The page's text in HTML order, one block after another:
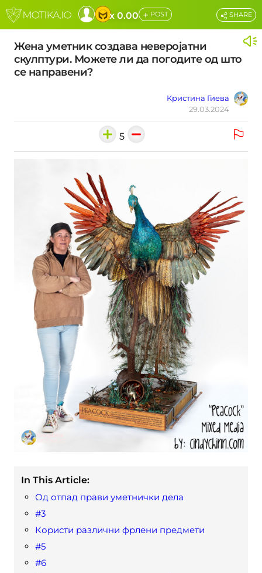
x 0.00 + POST
Жена уметник создава неверојатни
скулптури. Можете ли да погодите од што
се направени?
Кристина Гиева
29.03.2024
SHARE
5
In This Article:
Од отпад прави уметнички дела
#3
Користи различни фрлени предмети
#5
#6